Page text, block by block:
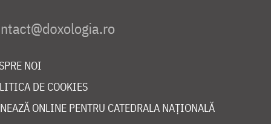
NOI
DE COOKIES
ONLINE PENTRU CATEDRALA NAȚIONALĂ